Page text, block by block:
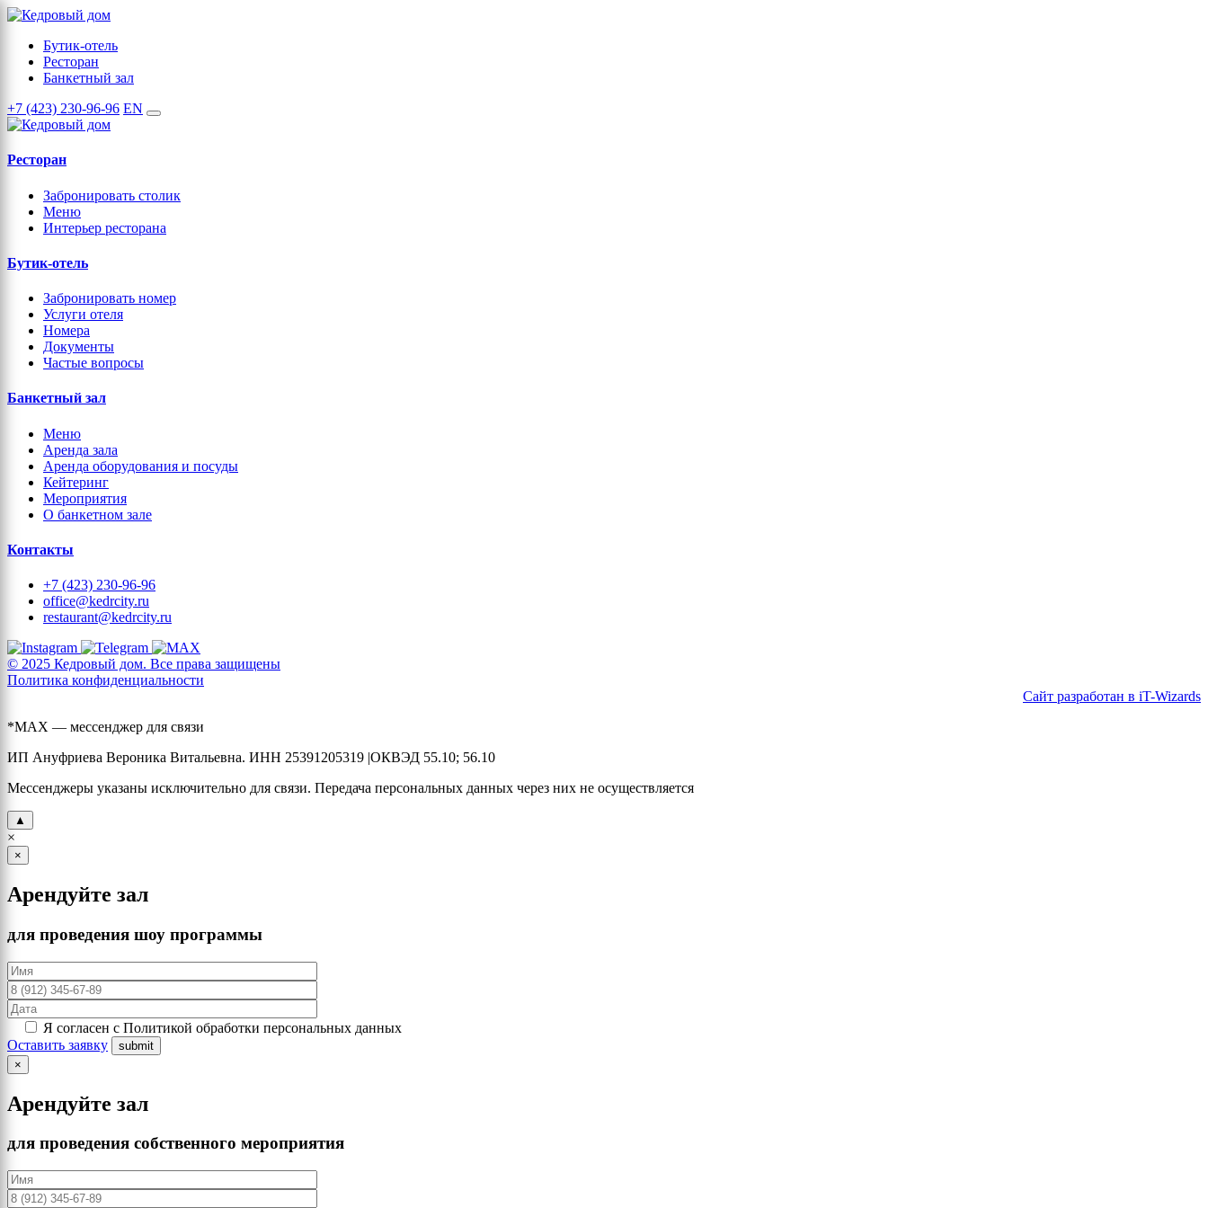
Бутик-отель
Ресторан
Банкетный зал
+7 (423) 230-96-96 EN
Ресторан
Забронировать столик
Меню
Интерьер ресторана
Бутик-отель
Забронировать номер
Услуги отеля
Номера
Документы
Частые вопросы
Банкетный зал
Меню
Аренда зала
Аренда оборудования и посуды
Кейтеринг
Мероприятия
О банкетном зале
Контакты
+7 (423) 230-96-96
office@kedrcity.ru
restaurant@kedrcity.ru
© 2025 Кедровый дом. Все права защищены
Политика конфиденциальности
Сайт разработан в iT-Wizards
*MAX — мессенджер для связи
ИП Ануфриева Вероника Витальевна. ИНН 25391205319 |ОКВЭД 55.10; 56.10
Мессенджеры указаны исключительно для связи. Передача персональных данных через них не осуществляется
▲
×
×
Арендуйте зал
для проведения шоу программы
Я согласен с Политикой обработки персональных данных
Оставить заявку
×
Арендуйте зал
для проведения собственного мероприятия